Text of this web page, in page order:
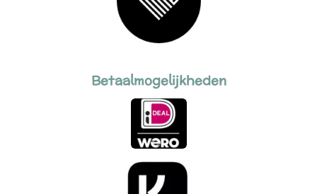
Betaalmogelijkheden